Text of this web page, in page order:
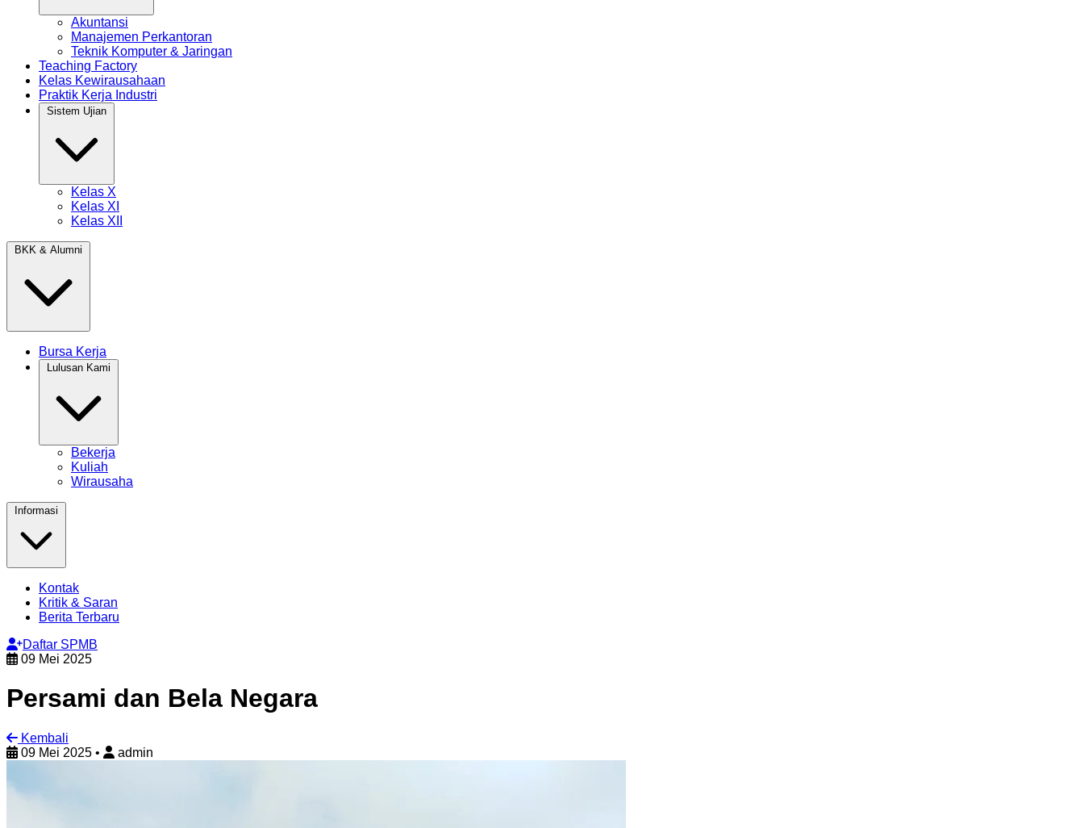
Akuntansi
Manajemen Perkantoran
Teknik Komputer & Jaringan
Teaching Factory
Kelas Kewirausahaan
Praktik Kerja Industri
Kelas X
Kelas XI
Kelas XII
Bursa Kerja
Bekerja
Kuliah
Wirausaha
Kontak
Kritik & Saran
Berita Terbaru
Daftar SPMB
09 Mei 2025
Persami dan Bela Negara
Kembali
09 Mei 2025 • admin